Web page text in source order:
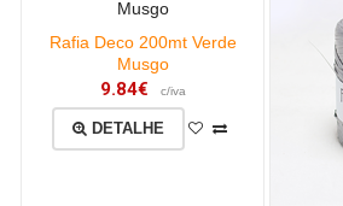
Rafia Deco 200mt Verde
Musgo
9.84€ c/iva
DETALHE